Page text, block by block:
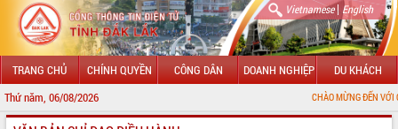
Vietnamese| English
TRANG CHỦ CHÍNH QUYỀN CÔNG DÂN DOANH NGHIỆP DU KHÁCH
Thứ năm, 06/08/2026 CHÀO MỪNG ĐẾN VỚI CỔNG